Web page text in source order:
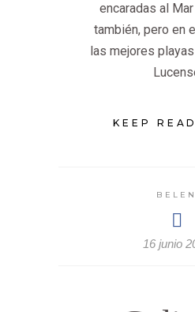
encaradas al
también, pero en
las mejores
KEEP
BELEN
16 junio